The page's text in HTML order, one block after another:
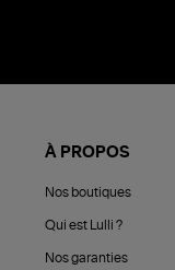
À PROPOS
Nos boutiques
Qui est Lulli ?
Nos garanties